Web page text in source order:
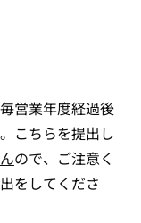
営業年度経過後
こちらを提出し
ので、ご注意く
をしてくださ